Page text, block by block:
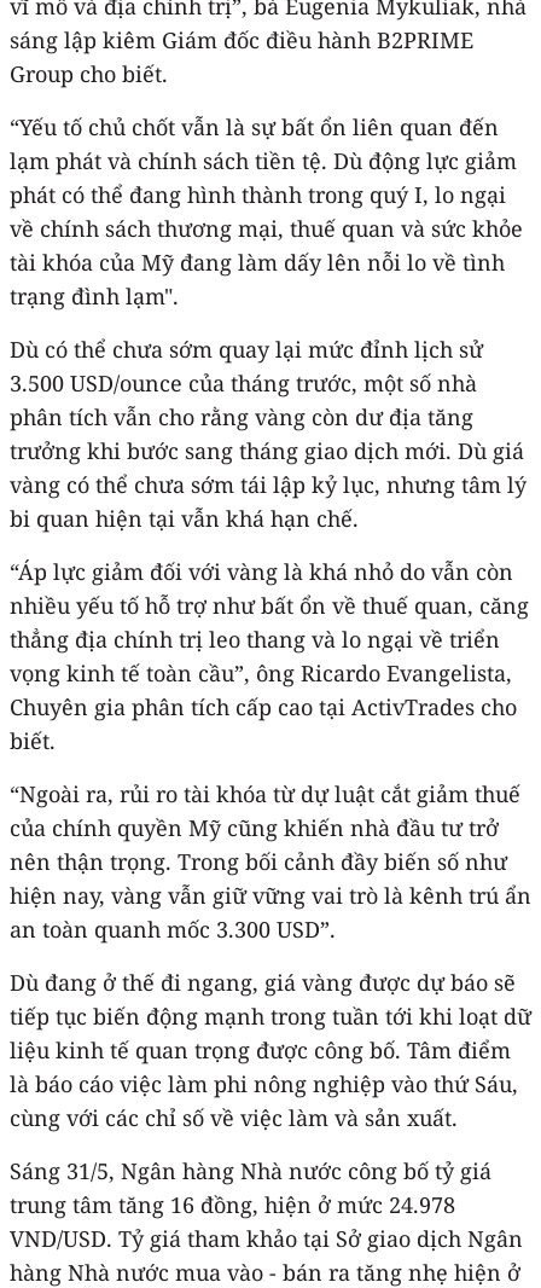
sáng lập kiêm Giám đốc điều hành B2PRIME
Group cho biết.
“Yếu tố chủ chốt vẫn là sự bất ổn liên quan đến
lạm phát và chính sách tiền tệ. Dù động lực giảm
phát có thể đang hình thành trong quý I, lo ngại
về chính sách thương mại, thuế quan và sức khỏe
tài khóa của Mỹ đang làm dấy lên nỗi lo về tình
trạng đình lạm".
Dù có thể chưa sớm quay lại mức đỉnh lịch sử
3.500 USD/ounce của tháng trước, một số nhà
phân tích vẫn cho rằng vàng còn dư địa tăng
trưởng khi bước sang tháng giao dịch mới. Dù giá
vàng có thể chưa sớm tái lập kỷ lục, nhưng tâm lý
bi quan hiện tại vẫn khá hạn chế.
“Áp lực giảm đối với vàng là khá nhỏ do vẫn còn
nhiều yếu tố hỗ trợ như bất ổn về thuế quan, căng
thẳng địa chính trị leo thang và lo ngại về triển
vọng kinh tế toàn cầu”, ông Ricardo Evangelista,
Chuyên gia phân tích cấp cao tại ActivTrades cho
biết.
“Ngoài ra, rủi ro tài khóa từ dự luật cắt giảm thuế
của chính quyền Mỹ cũng khiến nhà đầu tư trở
nên thận trọng. Trong bối cảnh đầy biến số như
hiện nay, vàng vẫn giữ vững vai trò là kênh trú ẩn
an toàn quanh mốc 3.300 USD”.
Dù đang ở thế đi ngang, giá vàng được dự báo sẽ
tiếp tục biến động mạnh trong tuần tới khi loạt dữ
liệu kinh tế quan trọng được công bố. Tâm điểm
là báo cáo việc làm phi nông nghiệp vào thứ Sáu,
cùng với các chỉ số về việc làm và sản xuất.
Sáng 31/5, Ngân hàng Nhà nước công bố tỷ giá
trung tâm tăng 16 đồng, hiện ở mức 24.978
VND/USD. Tỷ giá tham khảo tại Sở giao dịch Ngân
hàng Nhà nước mua vào - bán ra tăng nhẹ hiện ở